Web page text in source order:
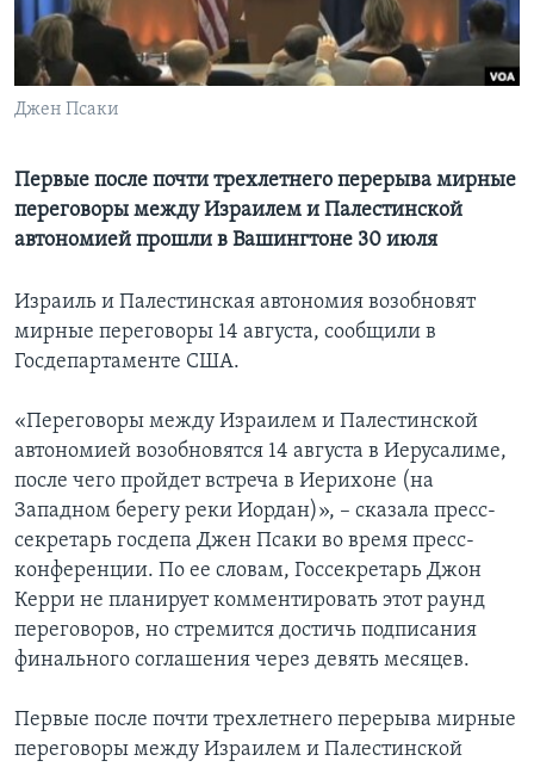
Learning English
СОЦИАЛЬНЫЕ СЕТИ
Языки
Джен Псаки
Первые после почти трехлетнего перерыва мирные
переговоры между Израилем и Палестинской
автономией прошли в Вашингтоне 30 июля
Израиль и Палестинская автономия возобновят
мирные переговоры 14 августа, сообщили в
Госдепартаменте США.
«Переговоры между Израилем и Палестинской
автономией возобновятся 14 августа в Иерусалиме,
после чего пройдет встреча в Иерихоне (на
Западном берегу реки Иордан)», – сказала пресс-
секретарь госдепа Джен Псаки во время пресс-
конференции. По ее словам, Госсекретарь Джон
Керри не планирует комментировать этот раунд
переговоров, но стремится достичь подписания
финального соглашения через девять месяцев.
Первые после почти трехлетнего перерыва мирные
переговоры между Израилем и Палестинской